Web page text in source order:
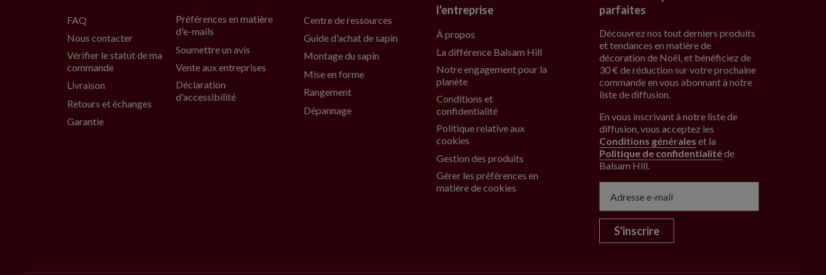
FAQ
Nous contacter
Vérifier le statut de ma
commande
Livraison
Retours et échanges
Garantie
Préférences en matière
d'e-mails
Soumettre un avis
Vente aux entreprises
Déclaration
d'accessibilité
Centre de ressources
Guide d'achat de sapin
Montage du sapin
Mise en forme
Rangement
Dépannage
l'entreprise
À propos
La différence Balsam Hill
Notre engagement pour la
planète
Conditions et
confidentialité
Politique relative aux
cookies
Gestion des produits
Gérer les préférences en
matière de cookies
parfaites
Découvrez nos tout derniers produits
et tendances en matière de
décoration de Noël, et bénéficiez de
30 € de réduction sur votre prochaine
commande en vous abonnant à notre
liste de diffusion.
En vous inscrivant à notre liste de
diffusion, vous acceptez les
Conditions générales et la
Politique de confidentialitéde
Balsam Hill.
S'inscrire